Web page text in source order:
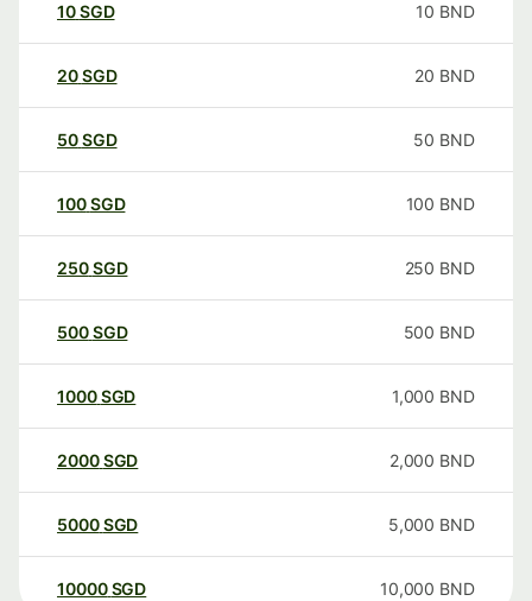
10SGD 10 BND
20SGD 20 BND
50SGD 50 BND
100SGD 100 BND
250SGD 250 BND
500SGD 500 BND
1000SGD 1,000 BND
2000SGD 2,000 BND
5000SGD 5,000 BND
10000 SGD 10,000 BND